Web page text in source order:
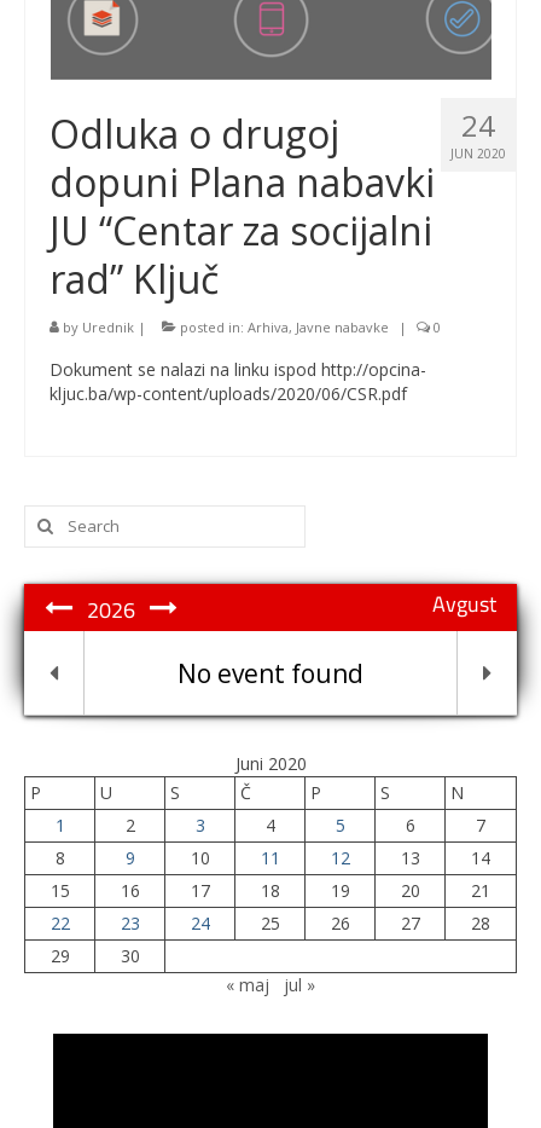
24
JUN 2020
Odluka o drugoj
dopuni Plana nabavki
JU “Centar za socijalni
rad” Ključ
by Urednik | posted in: Arhiva, Javne nabavke | 0
Dokument se nalazi na linku ispod http://opcina-
kljuc.ba/wp-content/uploads/2020/06/CSR.pdf
Search
for:
Avgust
2026
No event found
Juni 2020
P
U S Č P S
N
1
2 3 4 5 6
7
8
9 10 11 12 13
14
15
16 17 18 19 20
21
22
23 24 25 26 27
28
29
30
« maj
jul »